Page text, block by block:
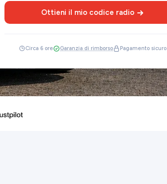
Ottieni il mio codice radio
Circa 6 ore Garanzia di rimborso Pagamento sicuro